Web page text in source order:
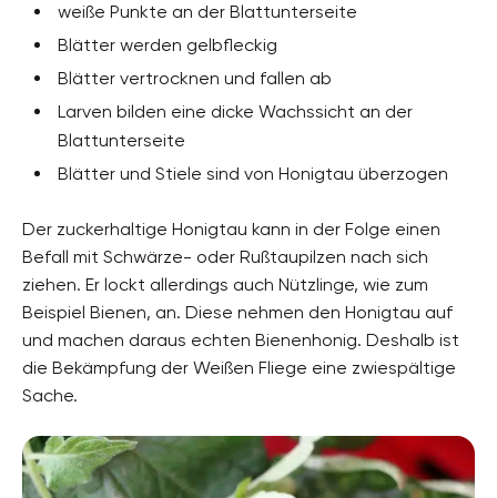
weiße Punkte an der Blattunterseite
Blätter werden gelbfleckig
Blätter vertrocknen und fallen ab
Larven bilden eine dicke Wachssicht an der
Blattunterseite
Blätter und Stiele sind von Honigtau überzogen
Der zuckerhaltige Honigtau kann in der Folge einen
Befall mit Schwärze- oder Rußtaupilzen nach sich
ziehen. Er lockt allerdings auch Nützlinge, wie zum
Beispiel Bienen, an. Diese nehmen den Honigtau auf
und machen daraus echten Bienenhonig. Deshalb ist
die Bekämpfung der Weißen Fliege eine zwiespältige
Sache.